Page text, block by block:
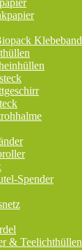
Klebeband
Spender
& Teelichthüllen